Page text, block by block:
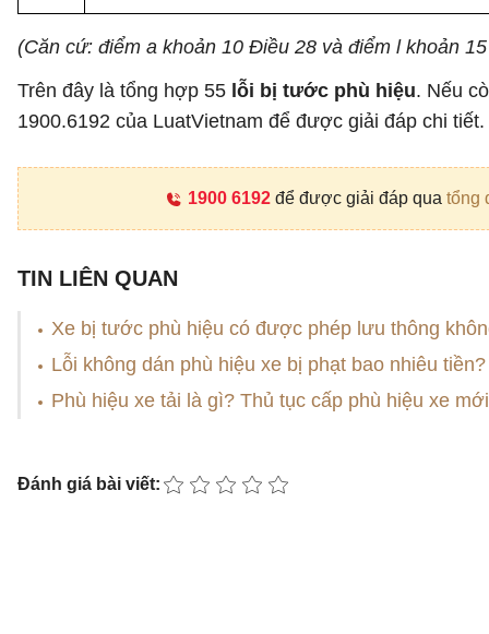
(Căn cứ: điểm a khoản 10 Điều 28 và điểm l khoản
Trên đây là tổng hợp 55 lỗi bị tước phù hiệu. Nếu
1900.6192 của LuatVietnam để được giải đáp chi tiết.
1900 6192để được giải đáp qua tổng
TIN LIÊN QUAN
Xe bị tước phù hiệu có được phép lưu thông
Lỗi không dán phù hiệu xe bị phạt bao nhiêu tiền?
Phù hiệu xe tải là gì? Thủ tục cấp phù hiệu xe
Đánh giá bài viết: